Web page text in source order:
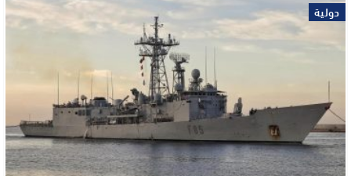
دولية